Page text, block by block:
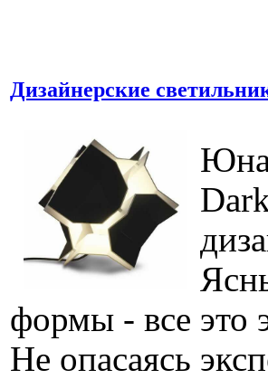
Дизайнерские
формы - все это
Не опасаясь